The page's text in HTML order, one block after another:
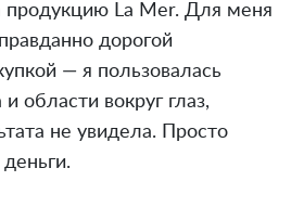
продукцию La Mer. Для меня
дорогой
— я пользовалась
области вокруг глаз,
не увидела. Просто